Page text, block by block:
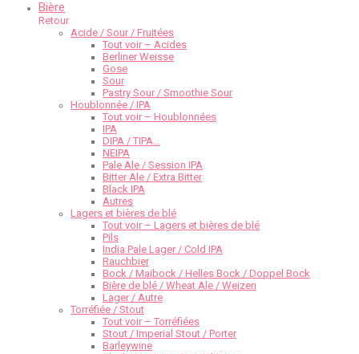
Bière
Retour
Acide / Sour / Fruitées
Tout voir – Acides
Berliner Weisse
Gose
Sour
Pastry Sour / Smoothie Sour
Houblonnée / IPA
Tout voir – Houblonnées
IPA
DIPA / TIPA…
NEIPA
Pale Ale / Session IPA
Bitter Ale / Extra Bitter
Black IPA
Autres
Lagers et bières de blé
Tout voir – Lagers et bières de blé
Pils
India Pale Lager / Cold IPA
Rauchbier
Bock / Maibock / Helles Bock / Doppel Bock
Bière de blé / Wheat Ale / Weizen
Lager / Autre
Torréfiée / Stout
Tout voir – Torréfiées
Stout / Imperial Stout / Porter
Barleywine